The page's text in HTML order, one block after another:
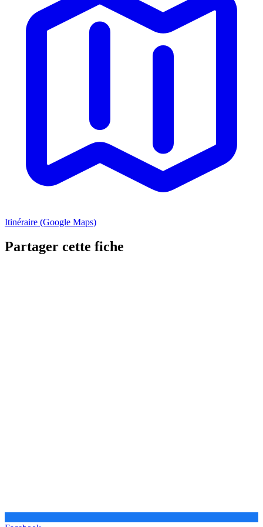
Itinéraire (Google Maps)
Partager cette fiche